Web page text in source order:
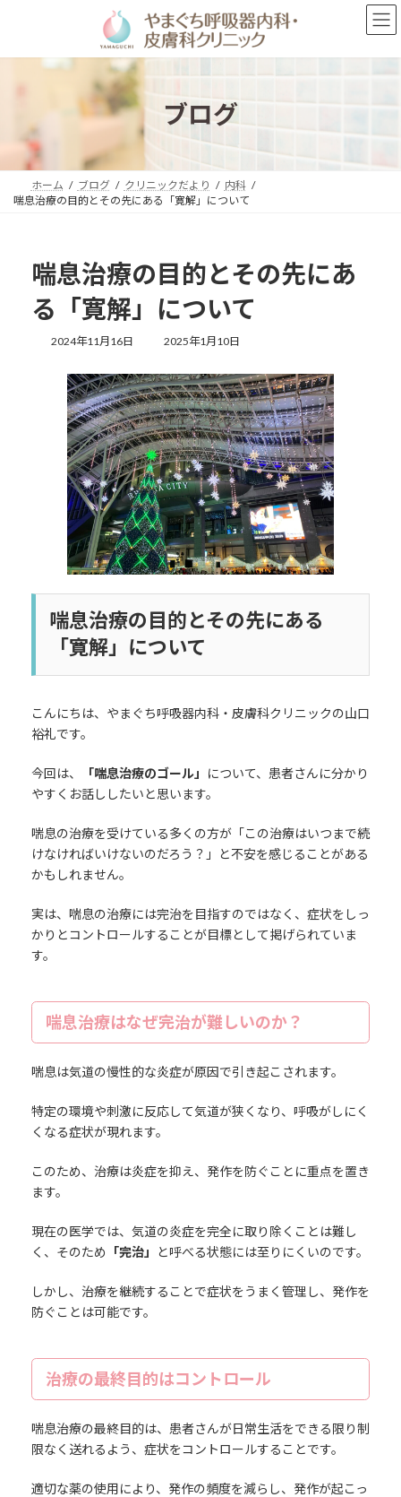
ン
プ
ー
動
ブログ
ホーム ブログ クリニックだより
内科
喘息治療の目的とその先にある「寛解」について
喘息治療の目的とその先にあ
る「寛解」について
2024年11月16日
最
更
新
日
時
:
2025年1月10日
喘息治療の目的とその先にある
「寛解」について
こんにちは、やまぐち呼吸器内科・皮膚科クリニックの山口
裕礼です。
今回は、 「喘息治療のゴール」
について、患者さんに分かり
やすくお話ししたいと思います。
喘息の治療を受けている多くの方が「この治療はいつまで続
けなければいけないのだろう？」と不安を感じることがある
かもしれません。
実は、喘息の治療には完治を目指すのではなく、症状をしっ
かりとコントロールすることが目標として掲げられていま
す。
喘息治療はなぜ完治が難しいのか？
喘息は気道の慢性的な炎症が原因で引き起こされます。
特定の環境や刺激に反応して気道が狭くなり、呼吸がしにく
くなる症状が現れます。
このため、治療は炎症を抑え、発作を防ぐことに重点を置き
ます。
現在の医学では、気道の炎症を完全に取り除くことは難し
く、そのため 「完治」 と呼べる状態には至りにくいのです。
しかし、治療を継続することで症状をうまく管理し、発作を
防ぐことは可能です。
治療の最終目的はコントロール
喘息治療の最終目的は、患者さんが日常生活をできる限り制
限なく送れるよう、症状をコントロールすることです。
適切な薬の使用により、発作の頻度を減らし、発作が起こっ